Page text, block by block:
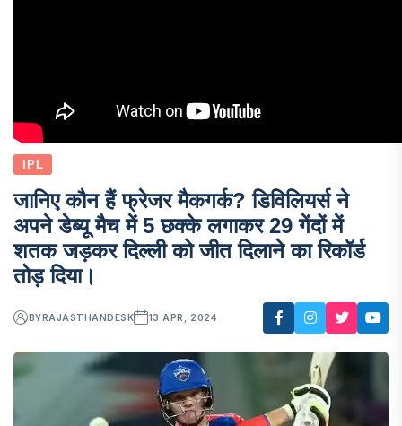
IPL
जानिए कौन हैं फ्रेजर मैकगर्क? डिविलियर्स ने
अपने डेब्यू मैच में 5 छक्के लगाकर 29 गेंदों में
शतक जड़कर दिल्ली को जीत दिलाने का रिकॉर्ड
तोड़ दिया।
BY RAJASTHANDESK 13 APR, 2024